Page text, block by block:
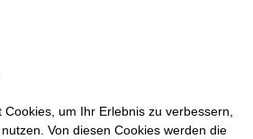
Cookies, um Ihr Erlebnis zu verbessern,
Von diesen Cookies werden die